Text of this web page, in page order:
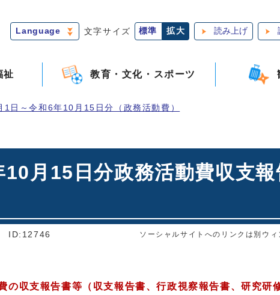
Language 文字サイズ 標準 拡大 読み上げ
祉 教育・文化・スポーツ
1日～令和6年10月15日分（政務活動費）
月15日分政務活動費収支
ID:12746 ソーシャルサイトへのリンクは別ウ
の収支報告書等（収支報告書、行政視察報告書、研究研